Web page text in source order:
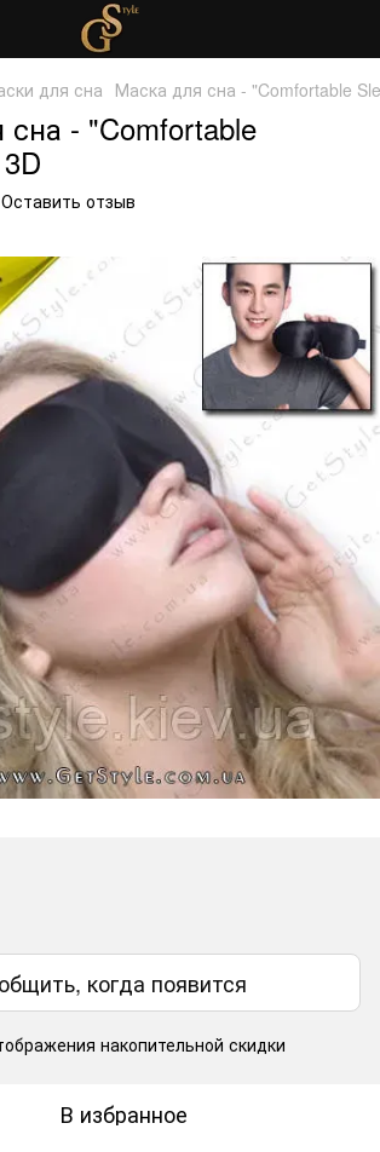
для сна Маска для сна - "Comfortable
- "Comfortable
Оставить отзыв
когда появится
накопительной скидки
В избранное